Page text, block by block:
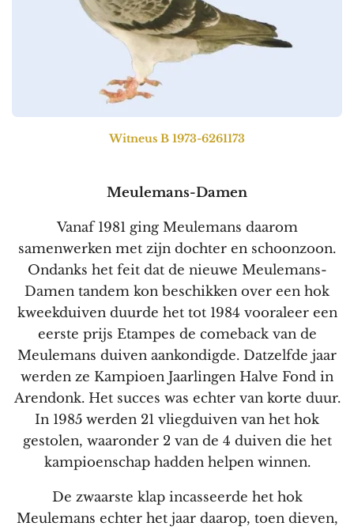
Witneus B 1973-6261173
Meulemans-Damen
Vanaf 1981 ging Meulemans daarom
samenwerken met zijn dochter en schoonzoon.
Ondanks het feit dat de nieuwe Meulemans-
Damen tandem kon beschikken over een hok
kweekduiven duurde het tot 1984 vooraleer een
eerste prijs Etampes de comeback van de
Meulemans duiven aankondigde. Datzelfde jaar
werden ze Kampioen Jaarlingen Halve Fond in
Arendonk. Het succes was echter van korte duur.
In 1985 werden 21 vliegduiven van het hok
gestolen, waaronder 2 van de 4 duiven die het
kampioenschap hadden helpen winnen.
De zwaarste klap incasseerde het hok
Meulemans echter het jaar daarop, toen dieven,